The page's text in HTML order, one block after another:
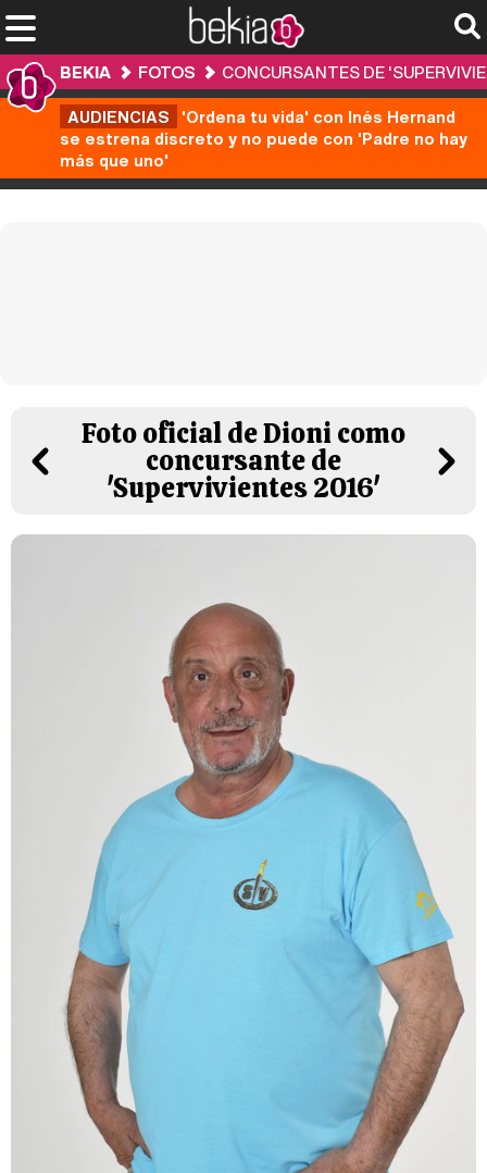
BEKIA FOTOS
CONCURSANTES DE
AUDIENCIAS 'Ordena tu vida' con Inés Hernand
se estrena discreto y no puede con 'Padre no hay
más que uno'
Foto oficial de Dioni como
concursante de
'Supervivientes 2016'